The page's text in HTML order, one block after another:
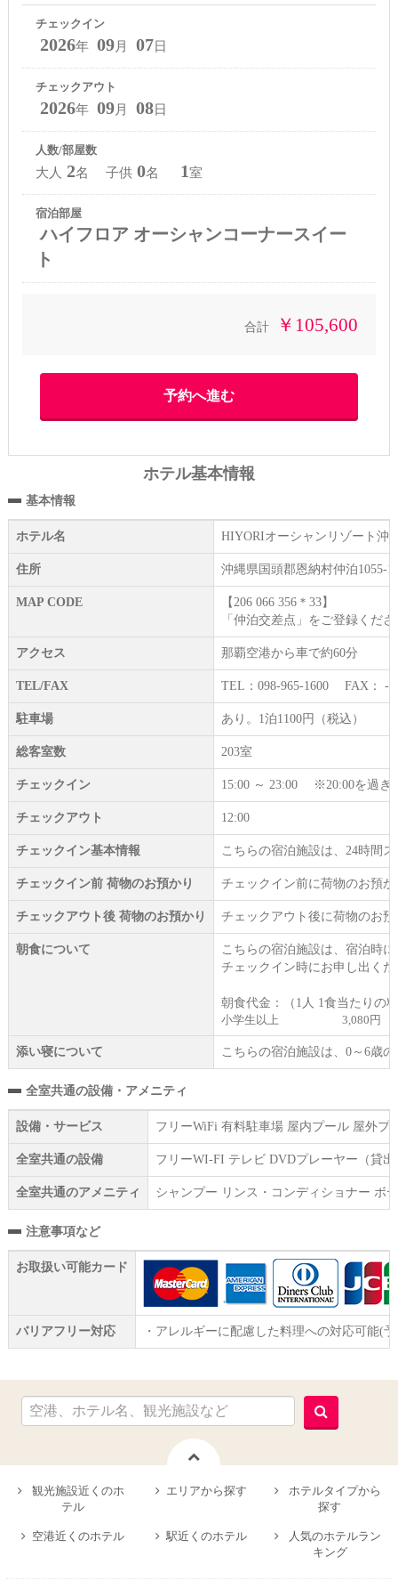
チェックイン
2026年 09月 07日
チェックアウト
2026年 09月 08日
人数/部屋数
大人 2名 子供 0名 1室
宿泊部屋
ハイフロア オーシャンコーナースイー
ト
合計 ￥105,600
ホテル基本情報
基本情報
ホテル名 HIYORIオーシャンリゾート沖
住所 沖縄県国頭郡恩納村仲泊1055-1
MAP CODE
【206 066 356＊33】
「仲泊交差点」をご登録くだ
アクセス 那覇空港から車で約60分
TEL/FAX TEL：098-965-1600 FAX： -
駐車場 あり。1泊1100円（税込）
総客室数 203室
チェックイン 15:00 ～ 23:00 ※20:00を過ぎ
チェックアウト 12:00
チェックイン基本情報 こちらの宿泊施設は、24時間
チェックイン前 荷物のお預かり チェックイン前に荷物のお預
チェックアウト後 荷物のお預かり チェックアウト後に荷物のお
朝食について
こちらの宿泊施設は、宿泊時
チェックイン時にお申し出く
朝食代金：（1人 1食当たりの
小学生以上
3,080円
添い寝について こちらの宿泊施設は、0～6歳
全室共通の設備・アメニティ
設備・サービス フリーWiFi 有料駐車場 屋内プール 屋外
全室共通の設備 フリーWI‐FI テレビ DVDプレーヤー（貸
全室共通のアメニティ シャンプー リンス・コンディショナー ボ
注意事項など
お取扱い可能カード
バリアフリー対応 ・アレルギーに配慮した料理への対応可能(
観光施設近くのホ
テル
エリアから探す
ホテルタイプから
探す
空港近くのホテル 駅近くのホテル
人気のホテルラン
キング